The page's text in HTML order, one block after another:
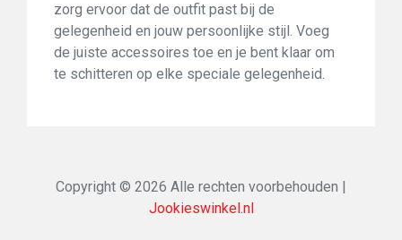
zorg ervoor dat de outfit past bij de
gelegenheid en jouw persoonlijke stijl. Voeg
de juiste accessoires toe en je bent klaar om
te schitteren op elke speciale gelegenheid.
Copyright © 2026 Alle rechten voorbehouden |
Jookieswinkel.nl